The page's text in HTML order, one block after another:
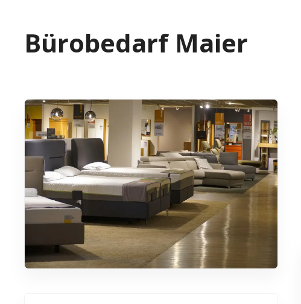
Bürobedarf Maier